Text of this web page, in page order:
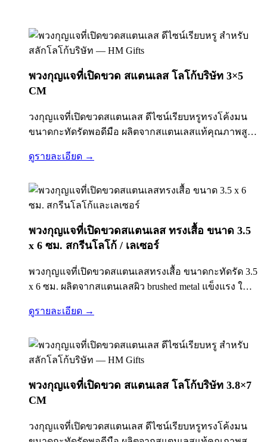
พวงกุญแจที่เปิดขวด สแตนเลส โลโก้บริษัท 3×5
CM
วงกุญแจที่เปิดขวดสแตนเลส ดีไซน์เรียบหรูทรงโค้งมน
ขนาดกะทัดรัดพอดีมือ ผลิตจากสแตนเลสแท้คุณภาพสูง
รอยนิ้วมือ มาพร้อมห่วงพวงกุญแจขนาดมาตรฐาน
เปิดขวดถูกออกแบบให้แข็งแรง ใช้งานได้จริง ไม่งอ…
ดูรายละเอียด →
พวงกุญแจที่เปิดขวดสแตนเลส ทรงเสื้อ ขนาด 3.5
x 6 ซม. สกรีนโลโก้ / เลเซอร์
พวงกุญแจที่เปิดขวดสแตนเลสทรงเสื้อ ขนาดกะทัดรัด 3.5
x 6 ซม. ผลิตจากสแตนเลสผิว brushed metal แข็งแรง ใช้
ทำของพรีเมี่ยมองค์กร ของแจกงานอีเวนต์ ของชำร่วย…
ดูรายละเอียด →
พวงกุญแจที่เปิดขวด สแตนเลส โลโก้บริษัท 3.8×7
CM
วงกุญแจที่เปิดขวดสแตนเลส ดีไซน์เรียบหรูทรงโค้งมน